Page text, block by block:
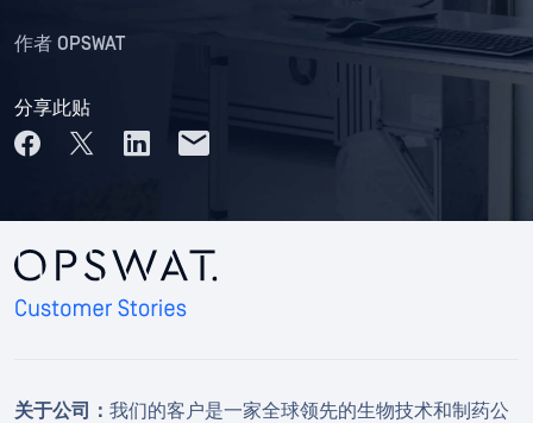
作者 OPSWAT
分享此贴
关于公司： 我们的客户是一家全球领先的生物技术和制药公